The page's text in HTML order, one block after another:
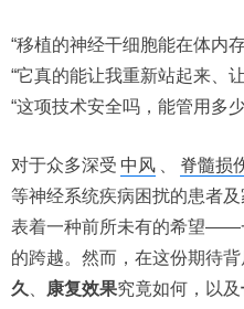
“移植的神经干细胞能在体内
“它真的能让我重新站起来、
“这项技术安全吗，能管用多
对于众多深受 中风 脊髓损
等神经系统疾病困扰的患者及
表着一种前所未有的希望——
的跨越。然而，在这份期待
久
康复效果究竟如何，以及